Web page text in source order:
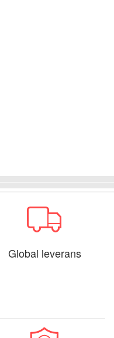
Global leverans